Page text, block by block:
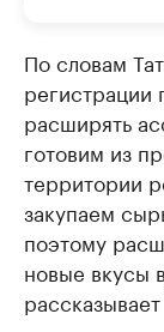
По словам
регистрации
расширять
готовим из
территории
закупаем
поэтому
новые вкусы